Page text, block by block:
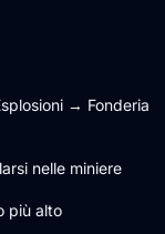
→ Fonderia
nelle miniere
più alto